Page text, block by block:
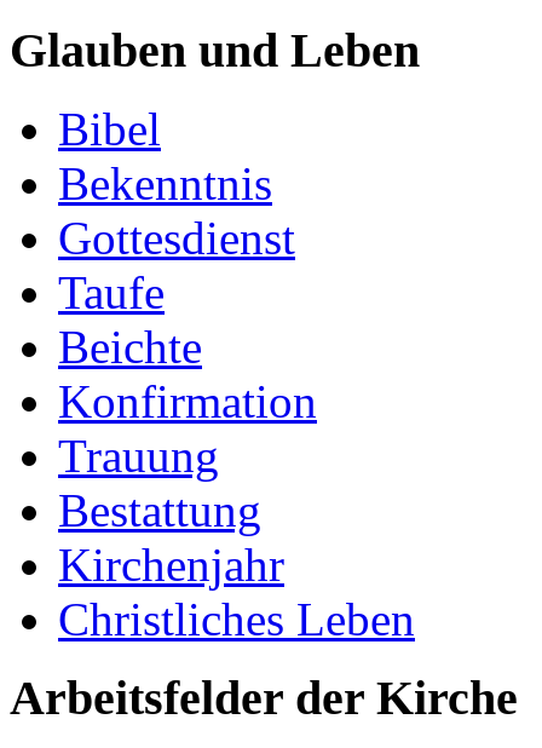
Glauben und Leben
Bibel
Bekenntnis
Gottesdienst
Taufe
Beichte
Konfirmation
Trauung
Bestattung
Kirchenjahr
Christliches Leben
Arbeitsfelder der Kirche